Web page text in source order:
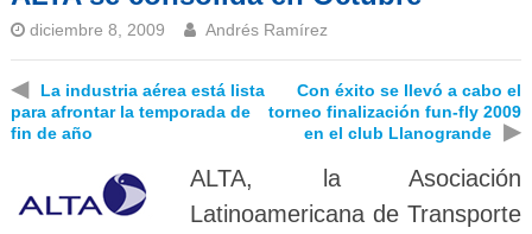
diciembre 8, 2009 Andrés Ramírez
◀
La industria aérea está lista
para afrontar la temporada de
fin de año
Con éxito se llevó a cabo el
torneo finalización fun-fly 2009
en el club Llanogrande
▶
ALTA, la Asociación
Latinoamericana de Transporte